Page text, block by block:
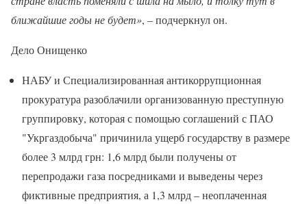
ближайшие годы не будет», – подчеркнул он.
Дело Онищенко
НАБУ и Специализированная антикоррупционная
прокуратура разоблачили организованную преступную
группировку, которая с помощью соглашений с ПАО
"Укргаздобыча" причинила ущерб государству в размере
более 3 млрд грн: 1,6 млрд были получены от
перепродажи газа посредниками и выведены через
фиктивные предприятия, а 1,3 млрд – неоплаченная